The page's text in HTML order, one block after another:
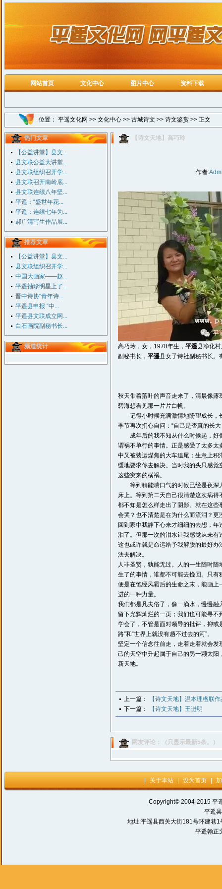
网站首页 文化中心 图片中心 资料下载
位置： 平遥文化网 >> 文化中心 >> 古城诗文 >> 诗文鉴赏 >> 正文
热门文章
【公益讲堂】县文...
县文联公益大讲堂...
县文联组织召开学...
县文联召开南岭底...
县文联连续八年坚...
平遥：“盛世年花...
平遥：连续七年为...
郝广清写生作品展...
推荐文章
【公益讲堂】县文...
县文联组织召开学...
中国大画家——赵...
平遥袖珍明星上了...
晋中诗协“青年诗...
平遥县申报 “中...
平遥县文联成立网...
白石画院副秘书长...
频道统计
【诗文天地】高巧玲
作者:
高巧玲，女，1978年生， 平遥县净化
副秘书长， 平遥县女子诗社副秘书长。
秋天带着落叶的声音走来了，清晨像
碧海想看见那一片片白帆。
记得小时候充满激情地盼望成长，
季节再次扪心自问：“自己是否真的长
成年后的我不知从什么时候起，好
谓祸不单行的事情。正是感受了太多
中又被装运煤焦的大车追尾；生意上
缓地要求你去解决。当时我的头只感
这些突来的横祸。
等到稍能喘口气的时候已经是夜深
床上。等到第二天自己很清楚这次病
都不知是怎么样走出了阴影。就在这
会哭？也不清楚是在为什么而流泪？
回到家中我静下心来才细细的去想，
泪了。但那一次的泪水让我感觉从未
这也或许就是命运给予我解脱的最好
法去解决。
人非圣贤，孰能无过。人的一生随时
生了的事情，谁都不可能去挽回。只
便是在饱经风霜后的生命之末，能画
进的一种力量。
我们都是凡夫俗子，像一滴水，慢慢
留下光辉灿烂的一页；我们也可能寻
学会了，不管是面对领导的批评，抑
路”和“世界上就没有趟不过去的河”。
坚定一个信念往前走，走着走着就会
己的天空中升起属于自己的另一颗太
新天地。
上一篇：
【诗文天地】温本理楹联
下一篇：
【诗文天地】王进明
网友评论：（只显示最新5条。）
关于本站 设为首页
Copyright© 2004-2015 平
平遥
地址:平遥县西关大街181号环建
平遥翰正